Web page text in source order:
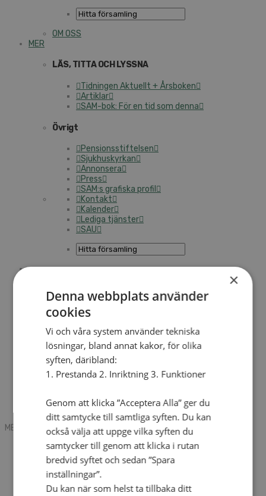
OM OSS
MER
LÄS, TITTA OCH LYSSNA
Tidningen Aktuellt + Årsboken
Artiklar
SAM-bok: För en tid som denna
Övrigt
Pensionsstiftelsen
Sjukhuskyrkan
Annonsera
Press
SAM:s grafiska profil
Kontakt
Kalender
Lediga tjänster
SAU
Mobile box
Kontakt
Tidning
Annonsera
Hitta församling
Press
SAU
Lediga tjänster
Sommargårdar
MENU
MENU
Search mobile
English
Hej! Vad söker du?
Kontakt
Kalender
×
Denna webbplats använder
cookies
Vi och våra system använder tekniska
lösningar, bland annat kakor, för olika
syften, däribland:
1. Prestanda 2. Inriktning 3. Funktioner
Genom att klicka ”Acceptera Alla” ger du
ditt samtycke till samtliga syften. Du kan
också välja att uppge vilka syften du
samtycker till genom att klicka i rutan
bredvid syftet och sedan ”Spara
inställningar”.
Du kan när som helst ta tillbaka ditt